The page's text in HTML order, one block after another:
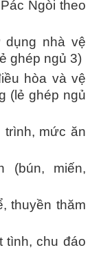
Ngòi theo
dụng nhà vệ
ghép ngủ 3)
hòa và vệ
(lẻ ghép ngủ
mức ăn
(bún, miến,
thuyền thăm
tình, chu đáo